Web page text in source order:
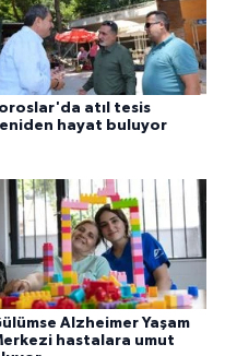
atıl tesis
hayat buluyor
Alzheimer Yaşam
hastalara umut